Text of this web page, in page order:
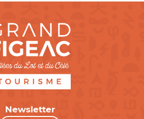
Newsletter